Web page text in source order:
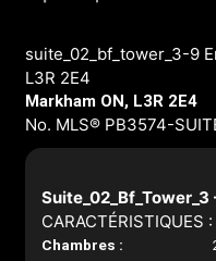
suite_02_bf_tower_3-9
L3R 2E4
Markham ON, L3R 2E4
No. MLS® PB3574-
Suite_02_Bf_Tower_3
CARACTÉRISTIQUES :
Chambres :